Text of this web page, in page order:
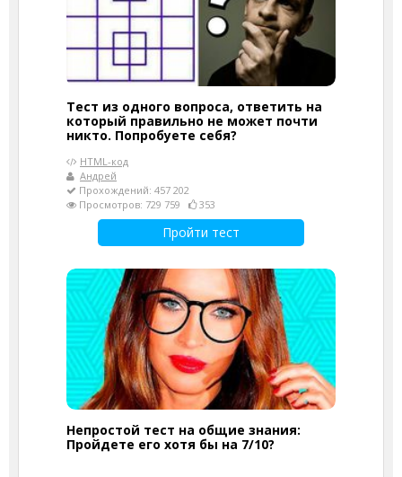
Тест из одного вопроса, ответить на
который правильно не может почти
никто. Попробуете себя?
HTML-код
Андрей
Прохождений: 457 202
Просмотров: 729 759
353
Пройти тест
Непростой тест на общие знания:
Пройдете его хотя бы на 7/10?